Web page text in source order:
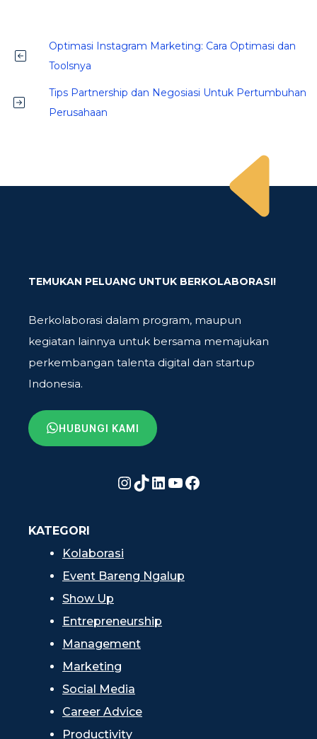
Optimasi Instagram Marketing: Cara Optimasi dan
Toolsnya
Tips Partnership dan Negosiasi Untuk Pertumbuhan
Perusahaan
TEMUKAN PELUANG UNTUK BERKOLABORASI!
Berkolaborasi dalam program, maupun
kegiatan lainnya untuk bersama memajukan
perkembangan talenta digital dan startup
Indonesia.
HUBUNGI KAMI
Instagram
TikTok
LinkedIn
YouTube
Facebook
KATEGORI
Kolaborasi
Event Bareng Ngalup
Show Up
Entrepreneurship
Management
Marketing
Social Media
Career Advice
Productivity